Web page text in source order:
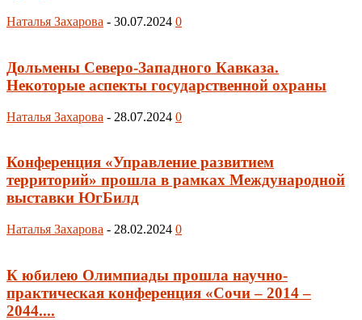
Наталья Захарова - 30.07.2024 0
Дольмены Северо-Западного Кавказа.
Некоторые аспекты государственной охраны
Наталья Захарова - 28.07.2024 0
Конференция «Управление развитием
территорий» прошла в рамках Международной
выставки ЮгБилд
Наталья Захарова - 28.02.2024 0
К юбилею Олимпиады прошла научно-
практическая конференция «Сочи – 2014 –
2044....